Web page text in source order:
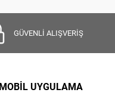
GÜVENLİ ALIŞVERİŞ
MOBİL UYGULAMA